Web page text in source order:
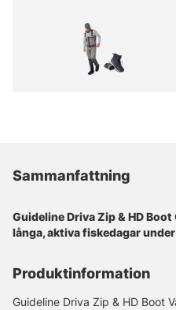
Sammanfattning
Guideline Driva Zip & HD
långa, aktiva fiskedagar
Produktinformation
Guideline Driva Zip & HD Boot